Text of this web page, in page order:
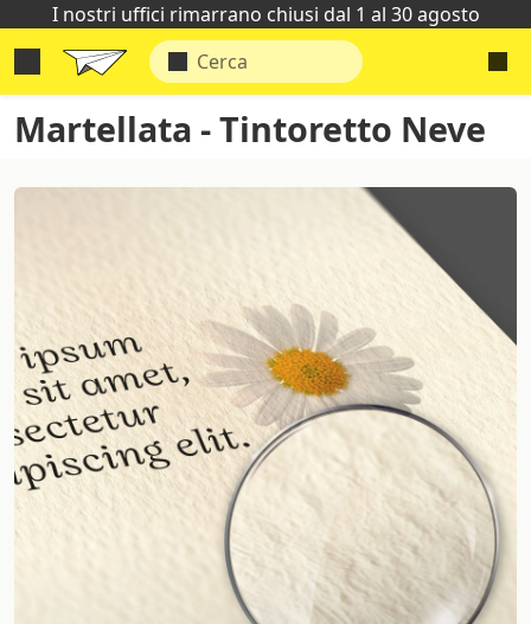
I nostri uffici rimarrano chiusi dal 1 al 30 agosto
Martellata - Tintoretto Neve